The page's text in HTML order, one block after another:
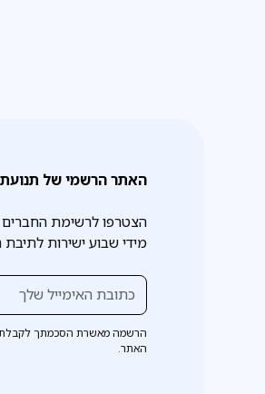
האתר הרשמי של
הצטרפו לרשימת
מידי שבוע ישירות
הרשמה מאשרת הסכמתך לקבלת
האתר.